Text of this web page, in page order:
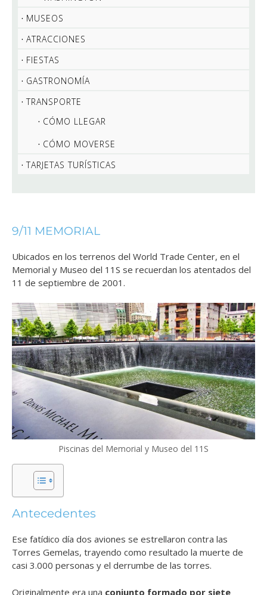
MUSEOS
ATRACCIONES
FIESTAS
GASTRONOMÍA
TRANSPORTE
CÓMO LLEGAR
CÓMO MOVERSE
TARJETAS TURÍSTICAS
9/11 MEMORIAL
Ubicados en los terrenos del World Trade Center, en el
Memorial y Museo del 11S se recuerdan los atentados del
11 de septiembre de 2001.
Piscinas del Memorial y Museo del 11S
Antecedentes
Ese fatídico día dos aviones se estrellaron contra las
Torres Gemelas, trayendo como resultado la muerte de
casi 3.000 personas y el derrumbe de las torres.
Originalmente era una conjunto formado por siete